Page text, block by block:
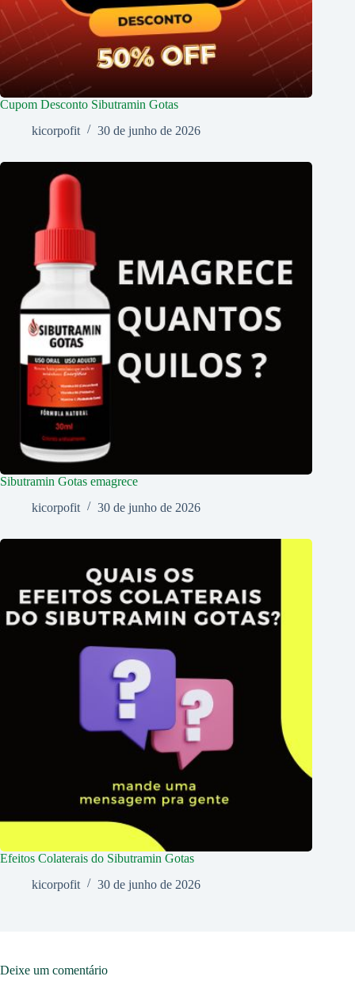
Cupom Desconto Sibutramin Gotas
kicorpofit
30 de junho de 2026
Sibutramin Gotas emagrece
kicorpofit
30 de junho de 2026
Efeitos Colaterais do Sibutramin Gotas
kicorpofit
30 de junho de 2026
Deixe um comentário